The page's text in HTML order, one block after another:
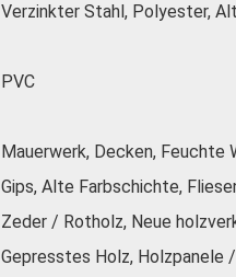
Verzinkter Stahl, Polyester,
PVC
Mauerwerk, Decken, Feuchte
Gips, Alte Farbschichte,
Zeder / Rotholz, Neue
Gepresstes Holz, Holzpanele